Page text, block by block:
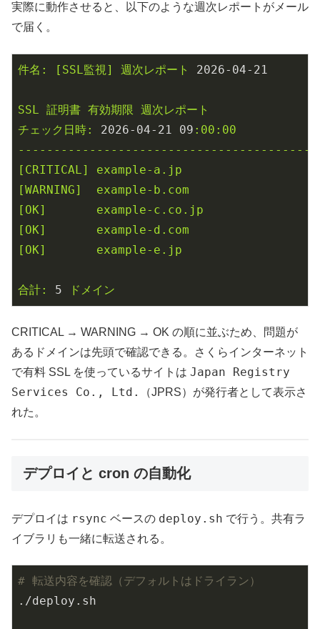
実際に動作させると、以下のような週次レポートがメール
で届く。
件名: [SSL監視] 週次レポート 2026-04-21
SSL 証明書 有効期限 週次レポート
チェック日時:
2026-04-21 09 :00:00
[CRITICAL]
example-a.jp
[WARNING]
example-b.com
[OK]
example-c.co.jp
[OK]
example-d.com
[OK]
example-e.jp
合計: 5 ドメイン
CRITICAL → WARNING → OK の順に並ぶため、問題が
あるドメインは先頭で確認できる。さくらインターネット
で有料 SSL を使っているサイトは Japan Registry
Services Co., Ltd.
（JPRS）が発行者として表示さ
れた。
デプロイと cron の自動化
デプロイは rsync ベースの deploy.sh で行う。共有ラ
イブラリも一緒に転送される。
# 転送内容を確認（デフォルトはドライラン）
./deploy.sh